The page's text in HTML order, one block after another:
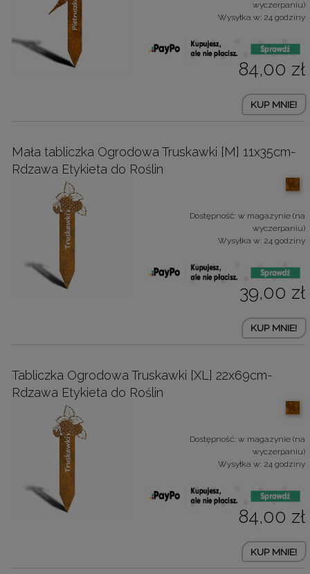
wyczerpaniu)
Wysyłka w: 24 godziny
84,00 zł
KUP MNIE!
Mała tabliczka Ogrodowa Truskawki [M] 11x35cm-
Rdzawa Etykieta do Roślin
Dostępność: w magazynie (na
wyczerpaniu)
Wysyłka w: 24 godziny
39,00 zł
KUP MNIE!
Tabliczka Ogrodowa Truskawki [XL] 22x69cm-
Rdzawa Etykieta do Roślin
Dostępność: w magazynie (na
wyczerpaniu)
Wysyłka w: 24 godziny
84,00 zł
KUP MNIE!